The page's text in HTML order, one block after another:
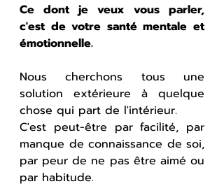
Ce dont je veux vous parler,
c'est de votre santé mentale et
émotionnelle.
Nous cherchons tous une
solution extérieure à quelque
chose qui part de l'intérieur.
C'est peut-être par facilité, par
manque de connaissance de soi,
par peur de ne pas être aimé ou
par habitude.